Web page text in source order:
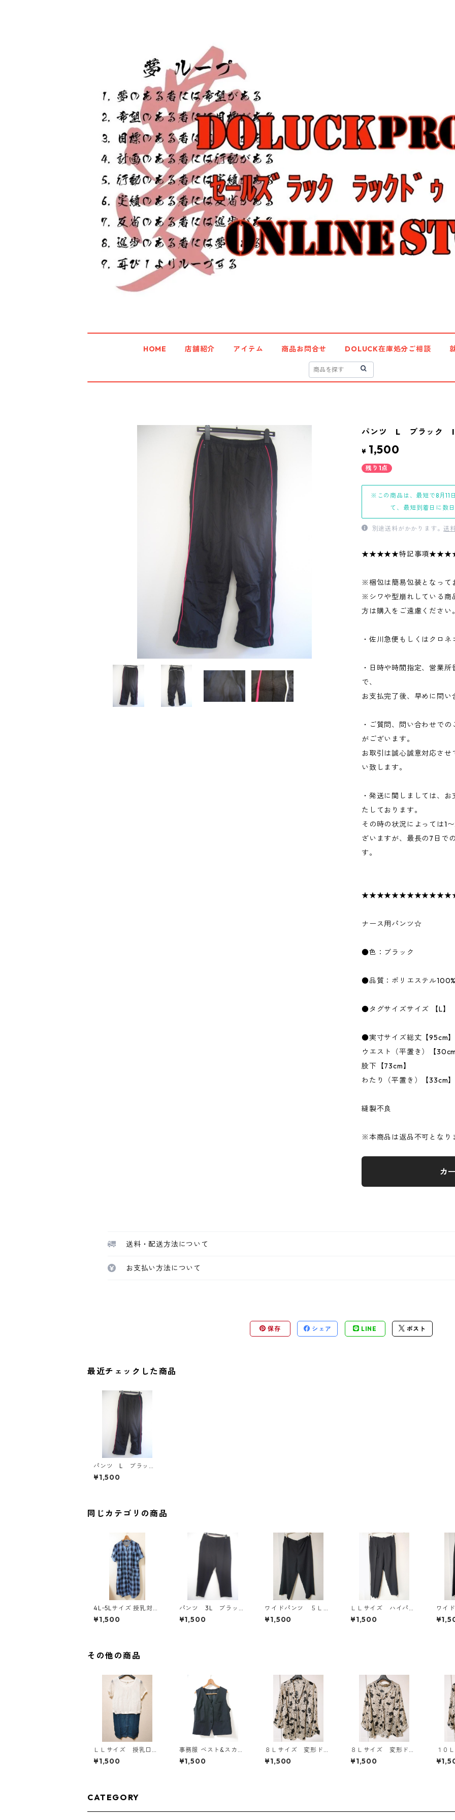
HOME 店舗紹介 アイテム 商品お問合せ DOLUCK在庫処分ご相談
パンツ L ブラック
¥ 1,500
残り1点
※この商品は、最短で8月11
て、最短到着日に数
別途送料がかかります。送
★★★★★特記事項
※梱包は簡易包装となって
※シワや型崩れしている商
方は購入をご遠慮ください。
・佐川急便もしくはクロネ
・日時や時間指定、営業
で、
お支払完了後、早めに問い
・ご質問、問い合わせで
がございます。
お取引は誠心誠意対応さ
い致します。
・発送に関しましては、
たしております。
その時の状況によっては1
ざいますが、最長の7日で
す。
ナース用パンツ☆
●色：ブラック
●品質：ポリエステル100%
●タグサイズサイズ 【L】
●実寸サイズ総丈【95cm】
ウエスト（平置き）【30cm
股下【73cm】
わたり（平置き）【33cm】
縫製不良
※本商品は返品不可となり
カ
送料・配送方法について
お支払い方法について
保存 シェア LINE ポスト
最近チェックした商品
パンツ L ブラッ
ク IY-4141
¥1,500
同じカテゴリの商品
4Lｰ5Lサイズ 授乳対応
チェック柄 半袖ルーム
ウェア マタニティ ブ
¥1,500
パンツ 3L ブラッ
ク IY-4525
¥1,500
ワイドパンツ ５Ｌ
ブラック KAE-4725
¥1,500
ＬＬサイズ ハイパー
ストレッチ センター
プレスパンツ ブラッ
¥1,500
ワイ
ブラ
その他の商品
ＬＬサイズ 授乳口付
き マタニティ ドッ
キングワンピース ホ
¥1,500
事務服 ベスト&スカー
トセット 3L ブラック
◆KIY-1299◆
¥1,500
８Ｌサイズ 変形ドッ
ト 花柄 ボウタイブ
ラウス オフホワイ
¥1,500
８Ｌサイズ 変形ドッ
ト 花柄 ボウタイブ
ラウス オフホワイ
¥1,500
１０
ット
ブラ
CATEGORY